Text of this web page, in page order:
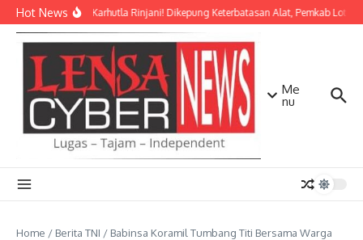
Lewati ke konten
Hot NewsDarurat Karhutla Rinjani! Dikepung Keterbatasan Alat, Pemkab Lotim
Me
nu
Home / Berita TNI / Babinsa Koramil Tumbang Titi Bersama Warga